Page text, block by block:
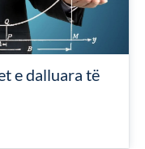
e dalluara të